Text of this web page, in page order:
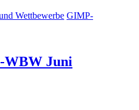
Wettbewerbe GIMP-
WBW Juni